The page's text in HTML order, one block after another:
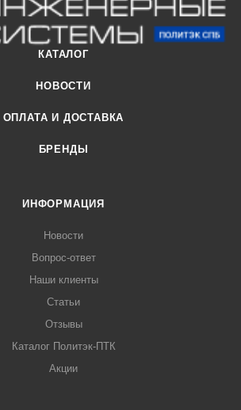
КАТАЛОГ
НОВОСТИ
ОПЛАТА И ДОСТАВКА
БРЕНДЫ
ИНФОРМАЦИЯ
Новости
Вопрос-ответ
Наши клиенты
Статьи
Отзывы
Каталог Политэк-ПТК
Акции